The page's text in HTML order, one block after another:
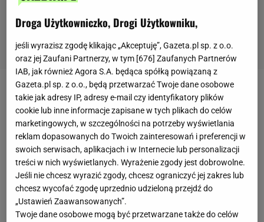
metamorfozy gwiazd
Droga Użytkowniczko, Drogi Użytkowniku,
jeśli wyrazisz zgodę klikając „Akceptuję”, Gazeta.pl sp. z o.o.
oraz jej Zaufani Partnerzy, w tym [ 676 ] Zaufanych Partnerów
IAB, jak również Agora S.A. będąca spółką powiązaną z
Gazeta.pl sp. z o.o., będą przetwarzać Twoje dane osobowe
takie jak adresy IP, adresy e-mail czy identyfikatory plików
cookie lub inne informacje zapisane w tych plikach do celów
marketingowych, w szczególności na potrzeby wyświetlania
reklam dopasowanych do Twoich zainteresowań i preferencji w
swoich serwisach, aplikacjach i w Internecie lub personalizacji
treści w nich wyświetlanych. Wyrażenie zgody jest dobrowolne.
Jeśli nie chcesz wyrazić zgody, chcesz ograniczyć jej zakres lub
chcesz wycofać zgodę uprzednio udzieloną przejdź do
„Ustawień Zaawansowanych”.
Twoje dane osobowe mogą być przetwarzane także do celów